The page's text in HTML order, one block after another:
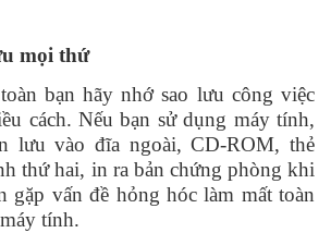
mọi thứ
bạn hãy nhớ sao lưu công việc
cách. Nếu bạn sử dụng máy tính,
lưu vào đĩa ngoài, CD-ROM, thẻ
thứ hai, in ra bản chứng phòng khi
gặp vấn đề hỏng hóc làm mất toàn
tính.